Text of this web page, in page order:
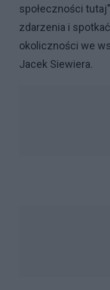
społeczności
zdarzenia i
okoliczności we
Jacek Siewiera.